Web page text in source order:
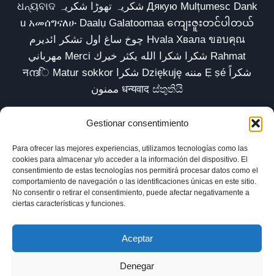
Gestionar consentimiento
Para ofrecer las mejores experiencias, utilizamos tecnologías como las
cookies para almacenar y/o acceder a la información del dispositivo. El
consentimiento de estas tecnologías nos permitirá procesar datos como el
comportamiento de navegación o las identificaciones únicas en este sitio.
No consentir o retirar el consentimiento, puede afectar negativamente a
ciertas características y funciones.
Aceptar
Denegar
ଧନ୍ୟବାଦ شکریہ تھوڑا شکریہ Дякую Mulțumesc Dank
u አመሰግናለሁ Daalụ Galatoomaa ကျေးဇူးတင်ပါတယ်
چوخ ساغ اول تشکر ائدیرم Hvala Хвала ขอบคุณ
مهرباني Merci شكرا شكرا الله يكثر خيرك Rahmat
नന്ദि Matur sokkor شكرا Dziękuję مننه Ẹ ṣé شكراً
ممنون धन्यवाद ස්තුතියි
Inicio Biblioteca Parábolas TV
Comunidad
Esencia
Blog
Política de privacidad
Aviso legal
Política de cookies (UE)